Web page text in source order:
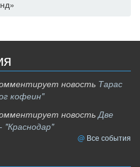
новость Тарас
кофеин"
новостьДве
Все события